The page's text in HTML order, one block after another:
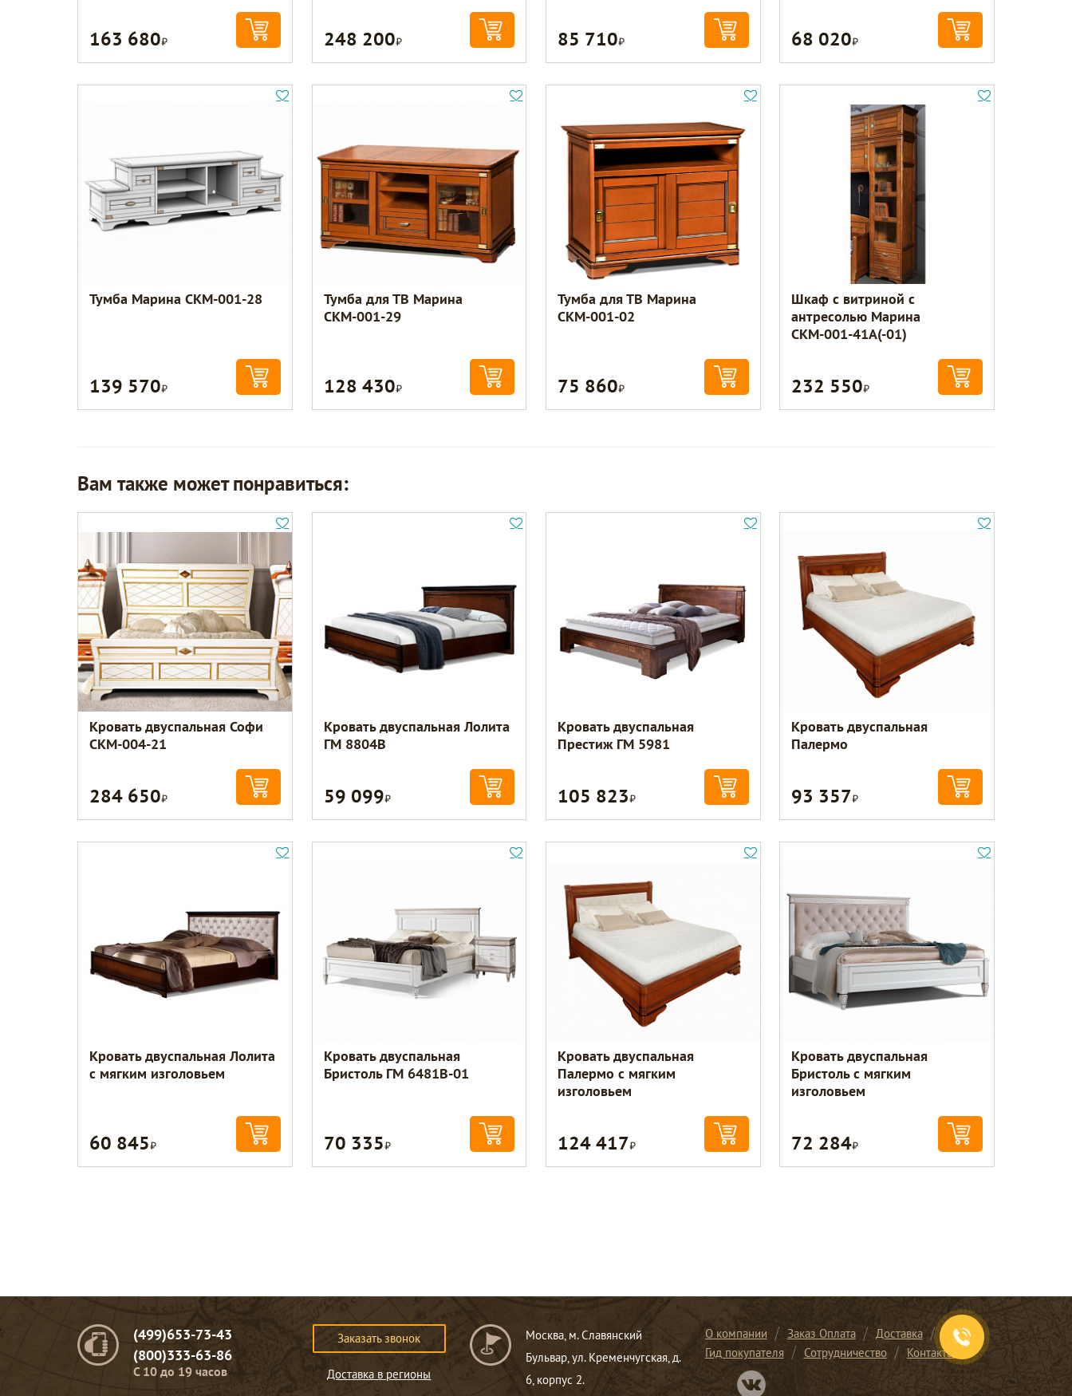
163 680Р 248 200Р 85 710Р 68 020Р
Тумба Марина СКМ-001-28
139 570Р
Тумба для ТВ Марина
СКМ-001-29
128 430Р
Тумба для ТВ Марина
СКМ-001-02
75 860Р
Шкаф с витриной с
антресолью Марина
СКМ-001-41А(-01)
232 550Р
Вам также может понравиться:
Кровать двуспальная Софи
СКМ-004-21
284 650Р
Кровать двуспальная Лолита
ГМ 8804В
59 099Р
Кровать двуспальная
Престиж ГМ 5981
105 823Р
Кровать двуспальная
Палермо
93 357Р
Кровать двуспальная Лолита
с мягким изголовьем
60 845Р
Кровать двуспальная
Бристоль ГМ 6481В-01
70 335Р
Кровать двуспальная
Палермо с мягким
изголовьем
124 417Р
Кровать двуспальная
Бристоль с мягким
изголовьем
72 284Р
(499)653-73-43
(800)333-63-86
C 10 до 19 часов
Заказать звонок
Доставка в регионы
Москва, м. Славянский
Бульвар, ул. Кременчугская, д.
6, корпус 2.
О компании Заказ Оплата
Доставка
Гид покупателя
Сотрудничество
Контакты
Перейти в нашу группу Вконтакте